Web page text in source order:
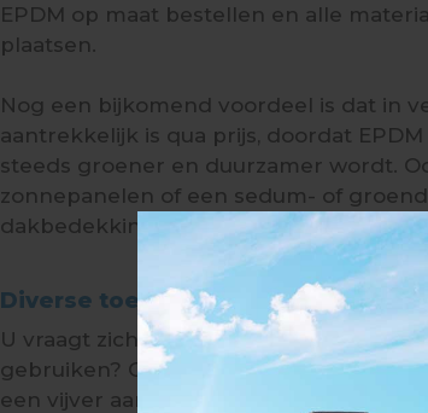
EPDM op maat bestellen en alle
plaatsen.
Nog een bijkomend voordeel is dat in
aantrekkelijk is qua prijs, doordat
steeds groener en duurzamer wordt.
zonnepanelen of een sedum- of
dakbedekking is daar prima tegen
Diverse toepassingen
U vraagt zich nu vast af; Als EPDM
gebruiken? Ook dat heeft dak en
een vijver aan te leggen of als